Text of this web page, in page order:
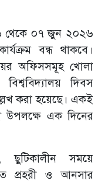
থেকে ০৭ জুন ২০২৬
বন্ধ থাকবে।
অফিসসমূহ খোলা
দিবস
করা হয়েছে। একই
উপলক্ষে এক দিনের
ছুটিকালীন সময়ে
প্রহরী ও আনসার